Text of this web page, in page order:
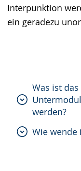
Interpunktion
ein geradezu
Was ist
werden?
Wie wende